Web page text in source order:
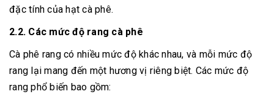
đặc tính của hạt cà phê.
2.2. Các mức độ rang cà phê
Cà phê rang có nhiều mức độ khác nhau, và mỗi mức độ
rang lại mang đến một hương vị riêng biệt. Các mức độ
rang phổ biến bao gồm: